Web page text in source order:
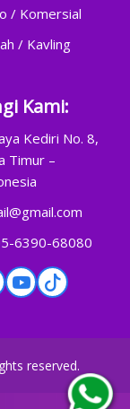
/ Komersial
/ Kavling
Kami:
Kediri No. 8,
Timur –
6390-68080
reserved.